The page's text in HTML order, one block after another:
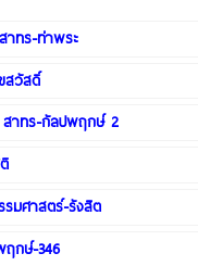
สาทร-ท่าพระ
สวัสดิ์
สาทร-กัลปพฤกษ์ 2
รมศาสตร์-รังสิต
กษ์-346